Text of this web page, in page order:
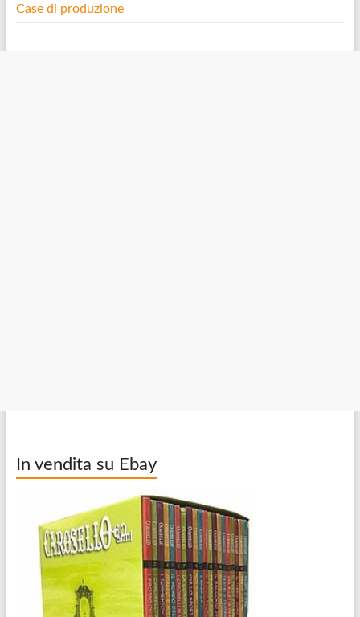
Case di produzione
In vendita su Ebay